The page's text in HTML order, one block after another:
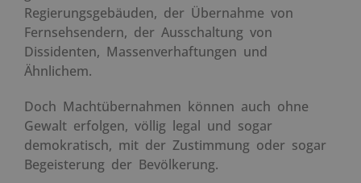
Regierungsgebäuden, der Übernahme von
Fernsehsendern, der Ausschaltung von
Dissidenten, Massenverhaftungen und
Ähnlichem.
Doch Machtübernahmen können auch ohne
Gewalt erfolgen, völlig legal und sogar
demokratisch, mit der Zustimmung oder sogar
Begeisterung der Bevölkerung.